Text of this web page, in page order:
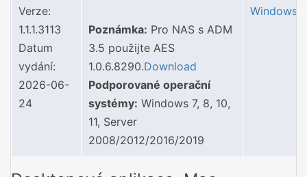
Verze:
1.1.1.3113
Datum
vydání:
2026-06-
24
Poznámka: Pro NAS s ADM
3.5 použijte AES
1.0.6.8290.Download
Podporované operační
systémy: Windows 7, 8, 10,
11, Server
2008/2012/2016/2019
Windows